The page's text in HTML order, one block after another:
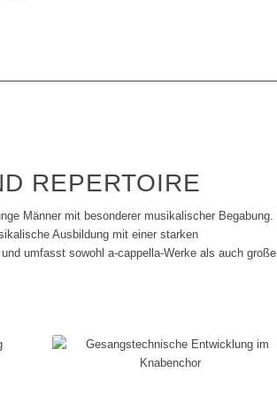
REPERTOIRE
Männer mit besonderer musikalischer Begabung.
Ausbildung mit einer starken
umfasst sowohl a-cappella-Werke als auch große